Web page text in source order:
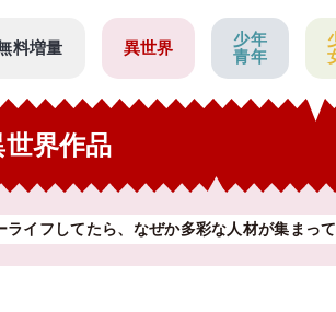
料増量 異世界
少年
青年
世界作品
イフしてたら、なぜか多彩な人材が集まっ